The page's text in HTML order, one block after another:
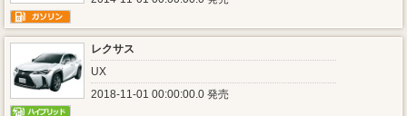
レクサス
UX
2018-11-01 00:00:00.0 発売